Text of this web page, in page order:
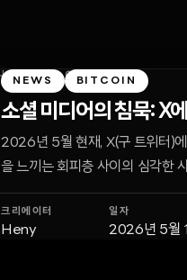
NEWS BITCOIN
소셜 미디어의 침묵: X
2026년 5월 현재, X(구 트위터)
을 느끼는 회피층 사이의 심각한
크리에이터
Heny
일자
2026년 5월